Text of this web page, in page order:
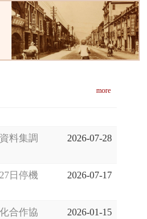
more
料集調
2026-07-28
日停機
2026-07-17
合作協
2026-01-15